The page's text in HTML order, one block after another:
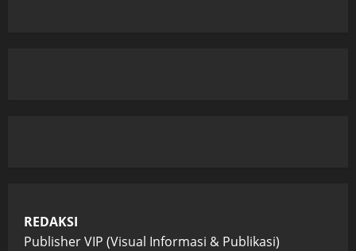
REDAKSI
Publisher VIP (Visual Informasi & Publikasi)